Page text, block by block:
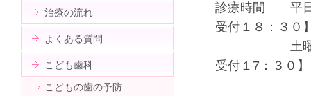
診療時間 平日
受付１８：３０
土曜 ９：
受付１7：３０】
治療の流れ
よくある質問
こども歯科
こどもの歯の予防